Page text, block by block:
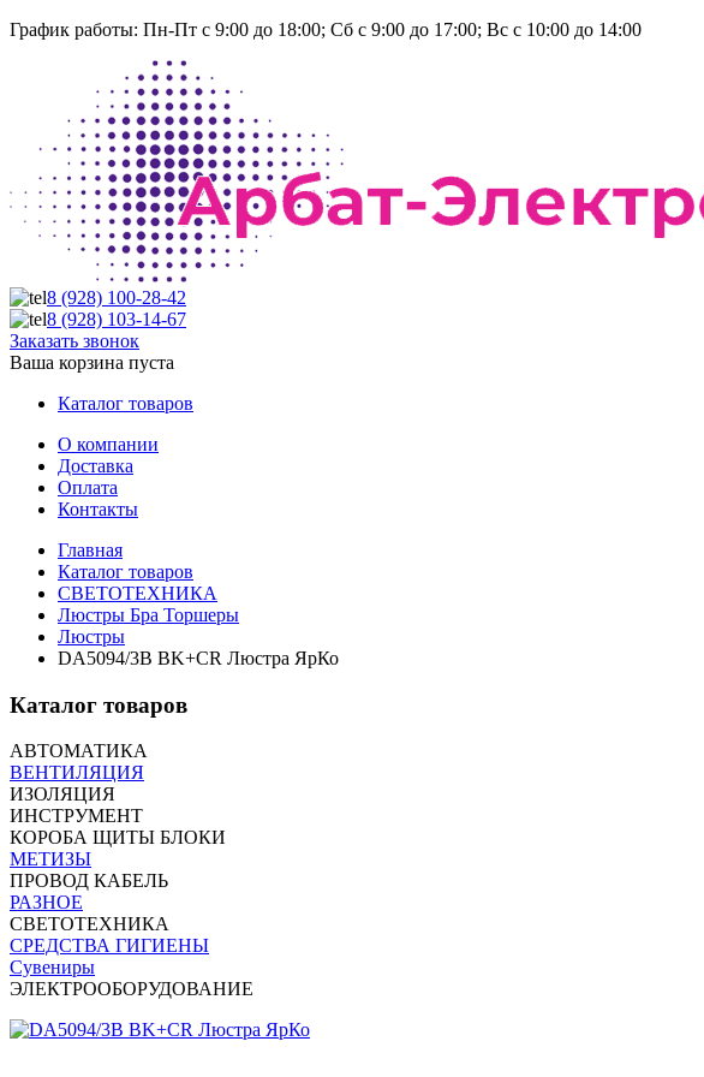
График работы: Пн-Пт с 9:00 до 18:00; Сб с 9:00 до 17:00; Вс с 10:00 до 14:00
8 (928) 100-28-42
8 (928) 103-14-67
Заказать звонок
Ваша корзина пуста
Каталог товаров
О компании
Доставка
Оплата
Контакты
Главная
Каталог товаров
СВЕТОТЕХНИКА
Люстры Бра Торшеры
Люстры
DA5094/3B BK+CR Люстра ЯрКо
Каталог товаров
АВТОМАТИКА
ВЕНТИЛЯЦИЯ
ИЗОЛЯЦИЯ
ИНСТРУМЕНТ
КОРОБА ЩИТЫ БЛОКИ
МЕТИЗЫ
ПРОВОД КАБЕЛЬ
РАЗНОЕ
СВЕТОТЕХНИКА
СРЕДСТВА ГИГИЕНЫ
Сувениры
ЭЛЕКТРООБОРУДОВАНИЕ